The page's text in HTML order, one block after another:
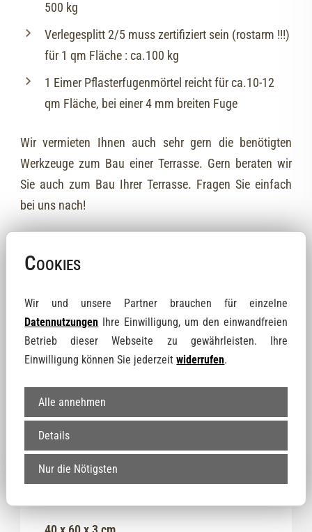
500 kg
Verlegesplitt 2/5 muss zertifiziert sein (rostarm !!!)
für 1 qm Fläche : ca.100 kg
1 Eimer Pflasterfugenmörtel reicht für ca.10-12
qm Fläche, bei einer 4 mm breiten Fuge
Wir vermieten Ihnen auch sehr gern die benötigten
Werkzeuge zum Bau einer Terrasse. Gern beraten wir
Sie auch zum Bau Ihrer Terrasse. Fragen Sie einfach
bei uns nach!
Natursteine können im Aussehen, Farbe und Struktur je
die Farben, die auf diesen Bildern gezeigt werden, nur
repräsentativ.
GRÖSSE
Cookies
Wir und unsere Partner brauchen für einzelne
Datennutzungen Ihre Einwilligung, um den einwandfreien
Betrieb dieser Webseite zu gewährleisten. Ihre
Einwilligung können Sie jederzeitwiderrufen.
Alle annehmen
Details
Nur die Nötigsten